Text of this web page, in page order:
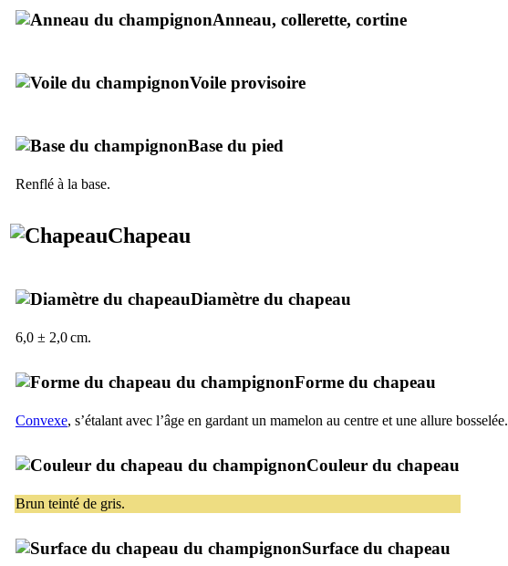
Anneau, collerette, cortine
Voile provisoire
Base du pied
Renflé à la base.
Chapeau
Diamètre du chapeau
6,0 ± 2,0 cm.
Forme du chapeau
Convexe, s’étalant avec l’âge en gardant un mamelon au centre et une allure bosselée.
Couleur du chapeau
Brun teinté de gris.
Surface du chapeau